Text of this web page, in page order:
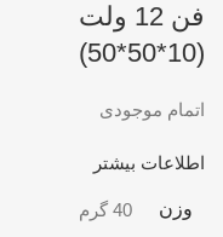
فن 12 ولت
(10*50*50)
اتمام موجودی
اطلاعات بیشتر
وزن 40 گرم